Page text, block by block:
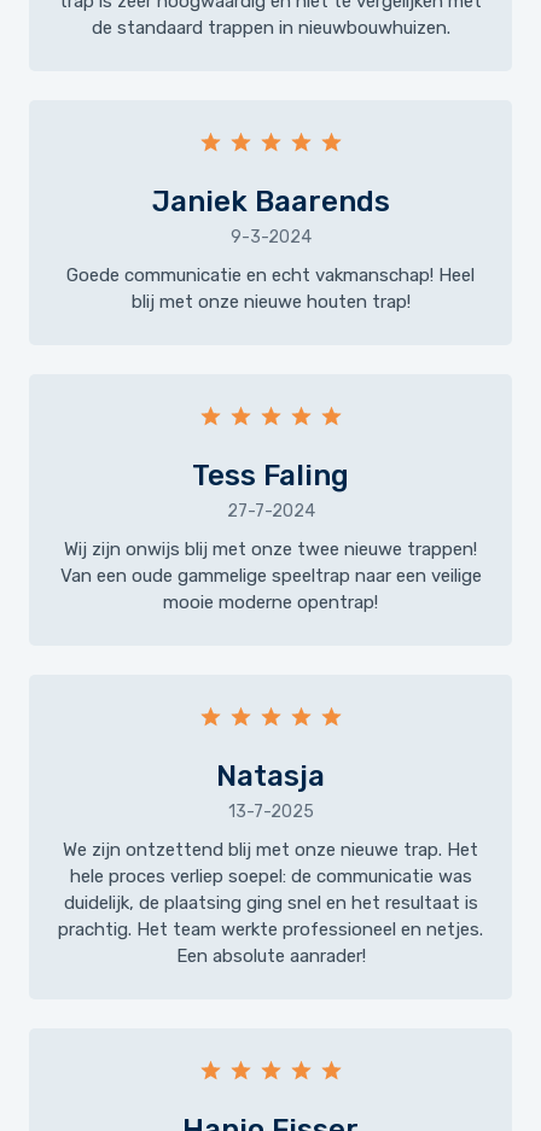
de standaard trappen in nieuwbouwhuizen.
Janiek Baarends
9-3-2024
Goede communicatie en echt vakmanschap! Heel
blij met onze nieuwe houten trap!
Tess Faling
27-7-2024
Wij zijn onwijs blij met onze twee nieuwe trappen!
Van een oude gammelige speeltrap naar een veilige
mooie moderne opentrap!
Natasja
13-7-2025
We zijn ontzettend blij met onze nieuwe trap. Het
hele proces verliep soepel: de communicatie was
duidelijk, de plaatsing ging snel en het resultaat is
prachtig. Het team werkte professioneel en netjes.
Een absolute aanrader!